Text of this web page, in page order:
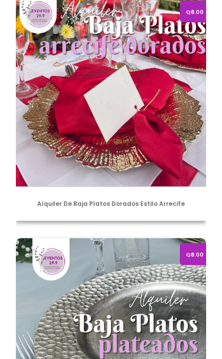
Alquiler De Baja Platos Dorados Estilo Arrecife
Q8.00
Alquiler de Baja Platos Plateados
Q8.00